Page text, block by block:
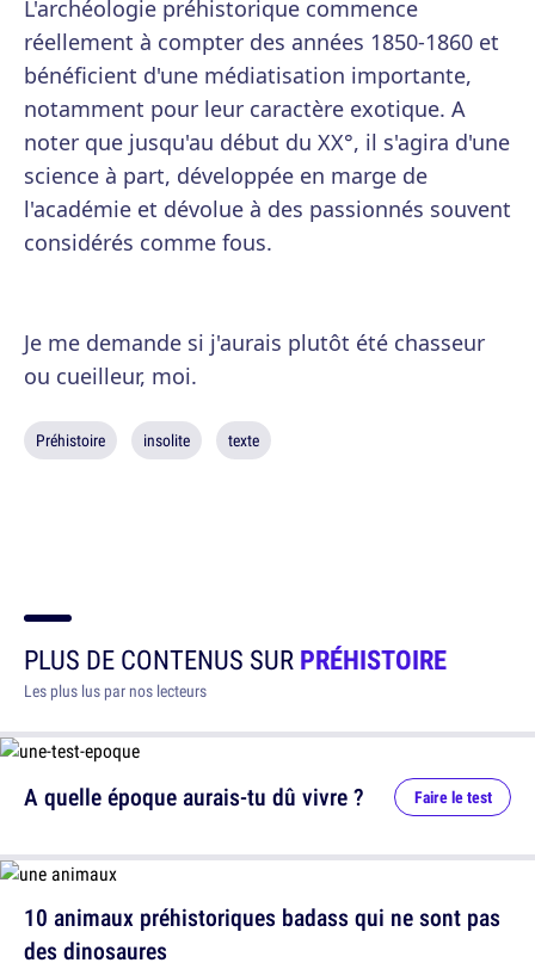
L'archéologie préhistorique commence
réellement à compter des années 1850-1860 et
bénéficient d'une médiatisation importante,
notamment pour leur caractère exotique. A
noter que jusqu'au début du XX°, il s'agira d'une
science à part, développée en marge de
l'académie et dévolue à des passionnés souvent
considérés comme fous.
Je me demande si j'aurais plutôt été chasseur
ou cueilleur, moi.
Préhistoire insolite texte
PLUS DE CONTENUS SURPRÉHISTOIRE
Les plus lus par nos lecteurs
A quelle époque aurais-tu dû vivre ? Faire le test
10 animaux préhistoriques badass qui ne sont pas
des dinosaures